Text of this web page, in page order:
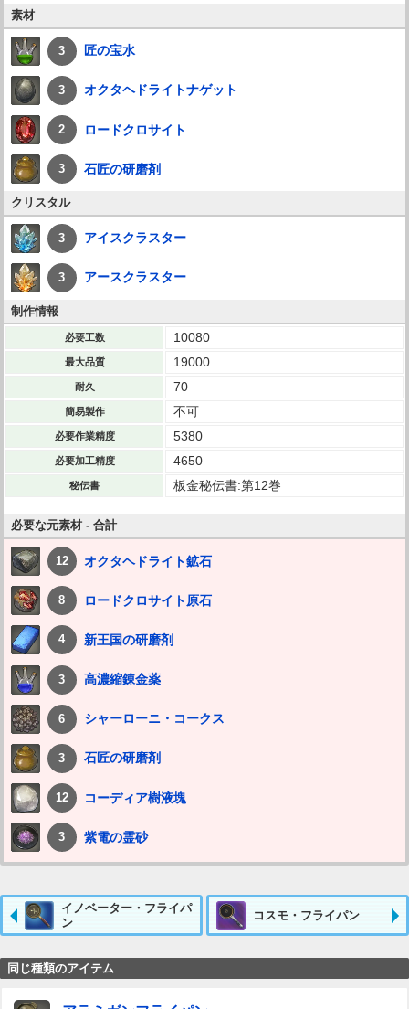
素材
3 匠の宝水
3 オクタヘドライトナゲット
2 ロードクロサイト
3 石匠の研磨剤
クリスタル
3 アイスクラスター
3 アースクラスター
制作情報
必要工数 10080
最大品質 19000
耐久 70
簡易製作 不可
必要作業精度 5380
必要加工精度 4650
秘伝書 板金秘伝書:第12巻
必要な元素材 - 合計
12 オクタヘドライト鉱石
8 ロードクロサイト原石
4 新王国の研磨剤
3 高濃縮錬金薬
6 シャーローニ・コークス
3 石匠の研磨剤
12 コーディア樹液塊
3 紫電の霊砂
イノベーター・フライパ
ン
コスモ・フライパン
同じ種類のアイテム